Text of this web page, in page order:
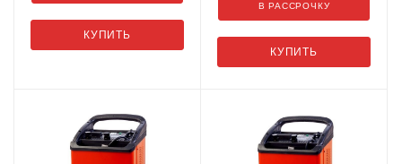
КУПИТЬ
КУПИТЬ
В РАССРОЧКУ